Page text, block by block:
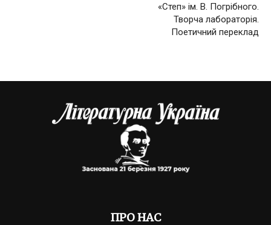
«Степ» ім. В. Погрібного.
Творча лабораторія.
Поетичний переклад
ПРО НАС